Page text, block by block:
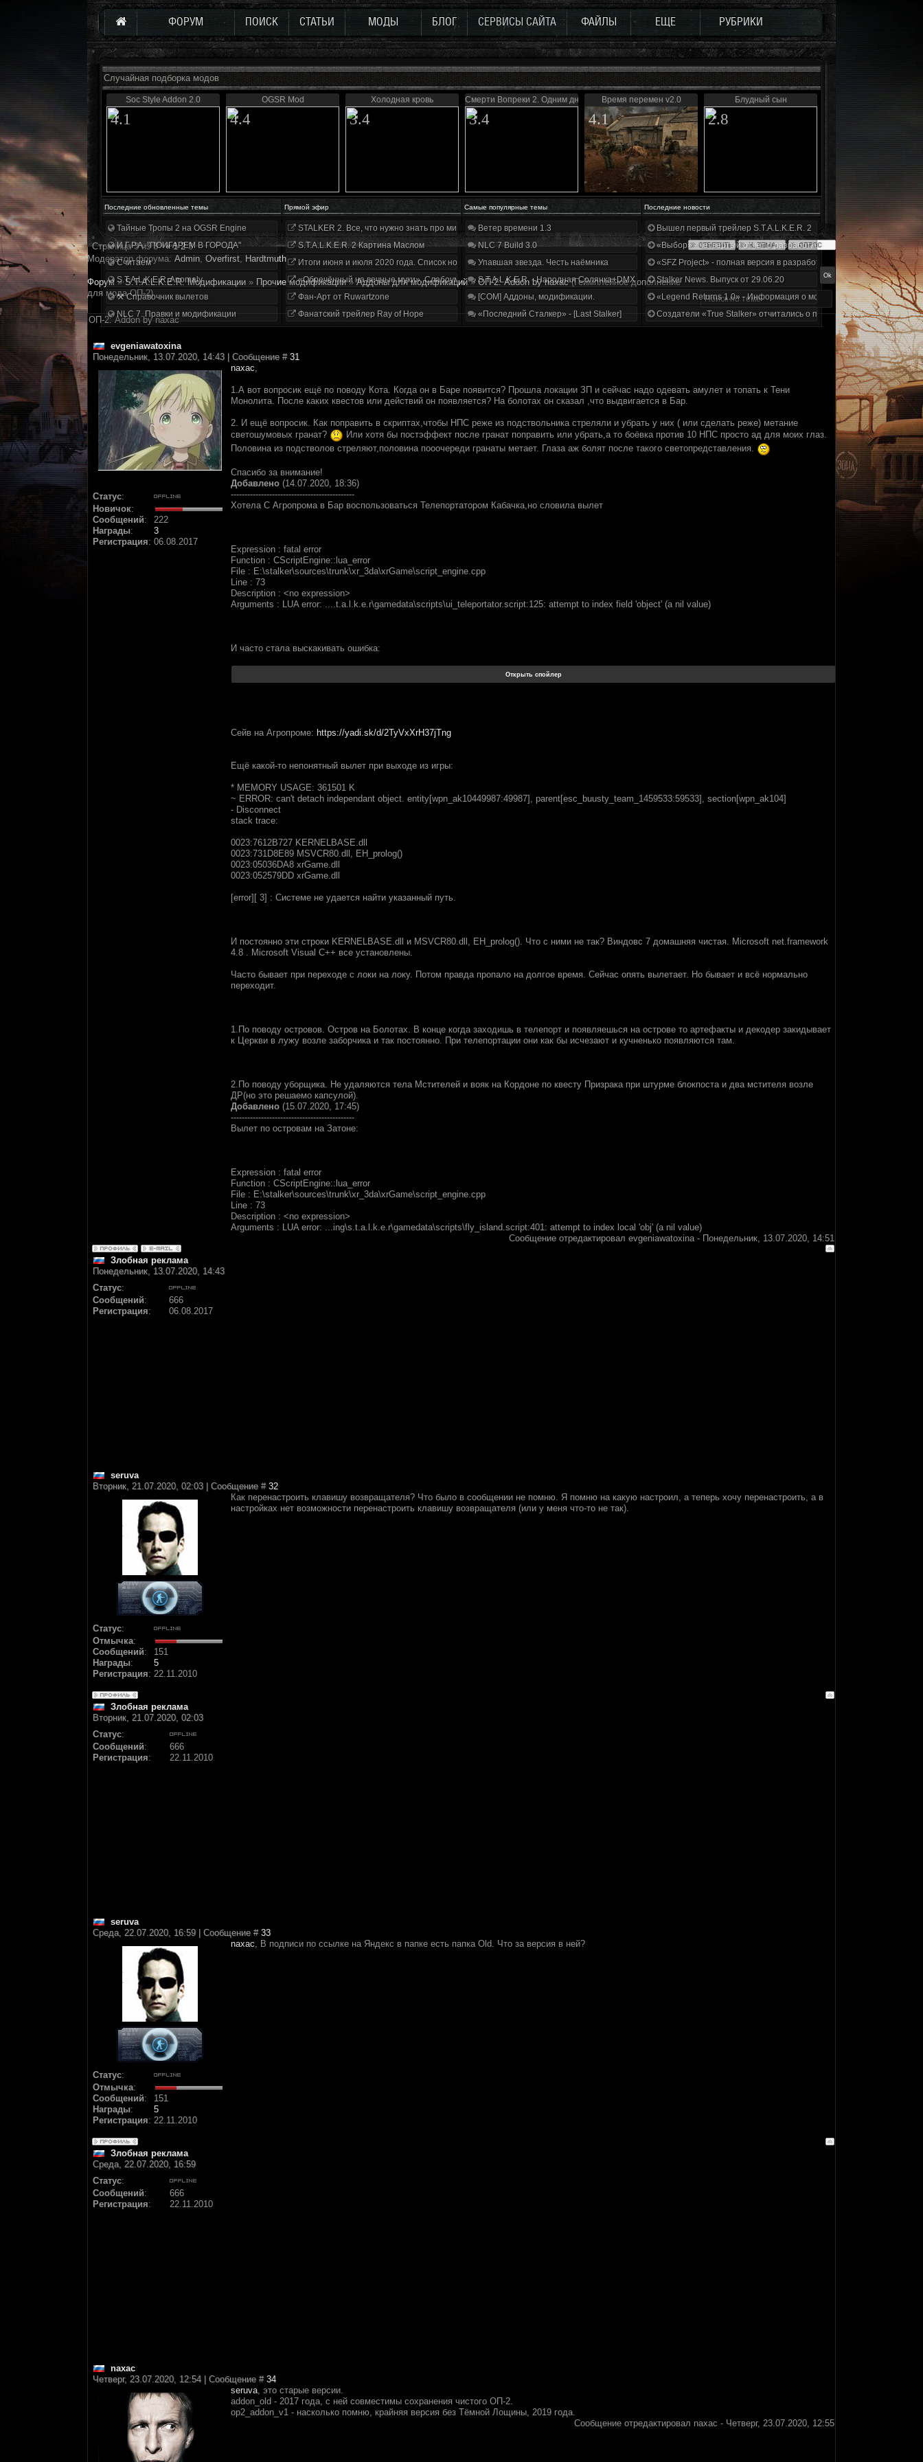
ФОРУМ ПОИСК СТАТЬИ МОДЫ БЛОГ СЕРВИСЫ САЙТА ФАЙЛЫ ЕЩЕ РУБРИКИ
Случайная подборка модов
Soc Style Addon 2.0
4.1
OGSR Mod
4.4
Холодная кровь
3.4
Смерти Вопреки 2. Одним днем живу
3.4
Время перемен v2.0
4.1
Блудный сын
2.8
Последние обновленные темы Прямой эфир Самые популярные темы Последние новости
Тайные Тропы 2 на OGSR Engine
И.Г.Р.А. "ПОИГАРЕМ В ГОРОДА"
Считаем
S.T.A.L.K.E.R. Anomaly
⚒ Справочник вылетов
NLC 7. Правки и модификации
STALKER 2. Все, что нужно знать про мир, геймплей и сюжет | Разбор трейлера
S.T.A.L.K.E.R. 2 Картина Маслом
Итоги июня и июля 2020 года. Список нововведений
«Обречённый на вечные муки». Слабоумие и отвага
Фан-Арт от Ruwartzone
Фанатский трейлер Ray of Hope
Ветер времени 1.3
NLC 7 Build 3.0
Упавшая звезда. Честь наёмника
S.T.A.L.K.E.R. - Народная Солянка+DMX 1.3.5.ООП.МА.К.
[COM] Аддоны, модификации.
«Последний Сталкер» - [Last Stalker]
Вышел первый трейлер S.T.A.L.K.E.R. 2
«Выбор» - четвертый отчет о разработке!
«SFZ Project» - полная версия в разработке!
Stalker News. Выпуск от 29.06.20
«Legend Returns 1.0» - Информация о моде за июнь 2020
Создатели «True Stalker» отчитались о проделанной работе
Страница3из3 « 1 2 3
Модератор форума: Аdmin, Overfirst, Hardtmuth
Форум » S.T.A.L.K.E.R. Модификации » Прочие модификации » Аддоны для модификаций » ОП-2: Addon by naxac (Геймплейное дополнение
для мода ОП-2)
ОП-2: Addon by naxac
evgeniawatoxina
Понедельник, 13.07.2020, 14:43 | Сообщение # 31
Статус:
Новичок:
Сообщений:
222
Награды:
3
Регистрация: 06.08.2017
naxac,
1.А вот вопросик ещё по поводу Кота. Когда он в Баре появится? Прошла локации ЗП и сейчас надо одевать амулет и топать к Тени
Монолита. После каких квестов или действий он появляется? На болотах он сказал ,что выдвигается в Бар.
2. И ещё вопросик. Как поправить в скриптах,чтобы НПС реже из подствольника стреляли и убрать у них ( или сделать реже) метание
светошумовых гранат?
Или хотя бы постэффект после гранат поправить или убрать,а то боёвка против 10 НПС просто ад для моих глаз.
Половина из подстволов стреляют,половина пооочереди гранаты метает. Глаза аж болят после такого светопредставления.
Спасибо за внимание!
Добавлено (14.07.2020, 18:36)
---------------------------------------------
Хотела С Агропрома в Бар воспользоваться Телепортатором Кабачка,но словила вылет
Expression : fatal error
Function : CScriptEngine::lua_error
File : E:\stalker\sources\trunk\xr_3da\xrGame\script_engine.cpp
Line : 73
Description : <no expression>
Arguments : LUA error: ....t.a.l.k.e.r\gamedata\scripts\ui_teleportator.script:125: attempt to index field 'object' (a nil value)
И часто стала выскакивать ошибка:
Сейв на Агропроме: https://yadi.sk/d/2TyVxXrH37jTng
Ещё какой-то непонятный вылет при выходе из игры:
* MEMORY USAGE: 361501 K
~ ERROR: can't detach independant object. entity[wpn_ak10449987:49987], parent[esc_buusty_team_1459533:59533], section[wpn_ak104]
- Disconnect
stack trace:
0023:7612B727 KERNELBASE.dll
0023:731D8E89 MSVCR80.dll, EH_prolog()
0023:05036DA8 xrGame.dll
0023:052579DD xrGame.dll
[error][ 3] : Системе не удается найти указанный путь.
И постоянно эти строки KERNELBASE.dll и MSVCR80.dll, EH_prolog(). Что с ними не так? Виндовс 7 домашняя чистая. Microsoft net.framework
4.8 . Microsoft Visual C++ все установлены.
Часто бывает при переходе с локи на локу. Потом правда пропало на долгое время. Сейчас опять вылетает. Но бывает и всё нормально
переходит.
1.По поводу островов. Остров на Болотах. В конце когда заходишь в телепорт и появляешься на острове то артефакты и декодер закидывает
к Церкви в лужу возле заборчика и так постоянно. При телепортации они как бы исчезают и кучненько появляются там.
2.По поводу уборщика. Не удаляются тела Мстителей и вояк на Кордоне по квесту Призрака при штурме блокпоста и два мстителя возле
ДР(но это решаемо капсулой).
Добавлено (15.07.2020, 17:45)
---------------------------------------------
Вылет по островам на Затоне:
Expression : fatal error
Function : CScriptEngine::lua_error
File : E:\stalker\sources\trunk\xr_3da\xrGame\script_engine.cpp
Line : 73
Description : <no expression>
Arguments : LUA error: ...ing\s.t.a.l.k.e.r\gamedata\scripts\fly_island.script:401: attempt to index local 'obj' (a nil value)
Сообщение отредактировал evgeniawatoxina- Понедельник, 13.07.2020, 14:51
Злобная реклама
Понедельник, 13.07.2020, 14:43
Статус:
Сообщений:
666
Регистрация: 06.08.2017
seruva
Вторник, 21.07.2020, 02:03 | Сообщение # 32
Статус:
Отмычка:
Сообщений:
151
Награды:
5
Регистрация: 22.11.2010
Как перенастроить клавишу возвращателя? Что было в сообщении не помню. Я помню на какую настроил, а теперь хочу перенастроить, а в
настройках нет возможности перенастроить клавишу возвращателя (или у меня что-то не так).
Злобная реклама
Вторник, 21.07.2020, 02:03
Статус:
Сообщений:
666
Регистрация: 22.11.2010
seruva
Среда, 22.07.2020, 16:59 | Сообщение # 33
Статус:
Отмычка:
Сообщений:
151
Награды:
5
Регистрация: 22.11.2010
naxac, В подписи по ссылке на Яндекс в папке есть папка Old. Что за версия в ней?
Злобная реклама
Среда, 22.07.2020, 16:59
Статус:
Сообщений:
666
Регистрация: 22.11.2010
naxac
Четверг, 23.07.2020, 12:54 | Сообщение # 34
seruva, это старые версии.
addon_old - 2017 года, с ней совместимы сохранения чистого ОП-2.
op2_addon_v1 - насколько помню, крайняя версия без Тёмной Лощины, 2019 года.
Сообщение отредактировал naxac - Четверг, 23.07.2020, 12:55